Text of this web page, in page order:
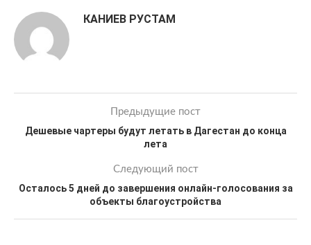
КАНИЕВ РУСТАМ
Предыдущие пост
Дешевые чартеры будут летать в Дагестан до конца
лета
Следующий пост
Осталось 5 дней до завершения онлайн-голосования за
объекты благоустройства